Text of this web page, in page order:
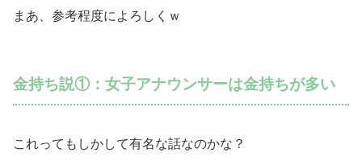
まあ、参考程度によろしくｗ
金持ち説①：女子アナウンサーは金持ちが多い
これってもしかして有名な話なのかな？